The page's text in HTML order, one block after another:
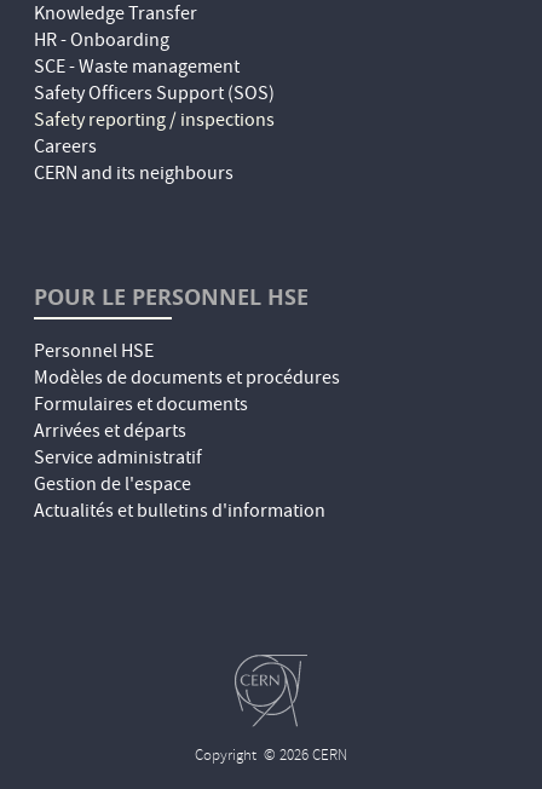
Knowledge Transfer
HR - Onboarding
SCE - Waste management
Safety Officers Support (SOS)
Safety reporting / inspections
Careers
CERN and its neighbours
POUR LE PERSONNEL HSE
Personnel HSE
Modèles de documents et procédures
Formulaires et documents
Arrivées et départs
Service administratif
Gestion de l'espace
Actualités et bulletins d'information
Copyright © 2026 CERN